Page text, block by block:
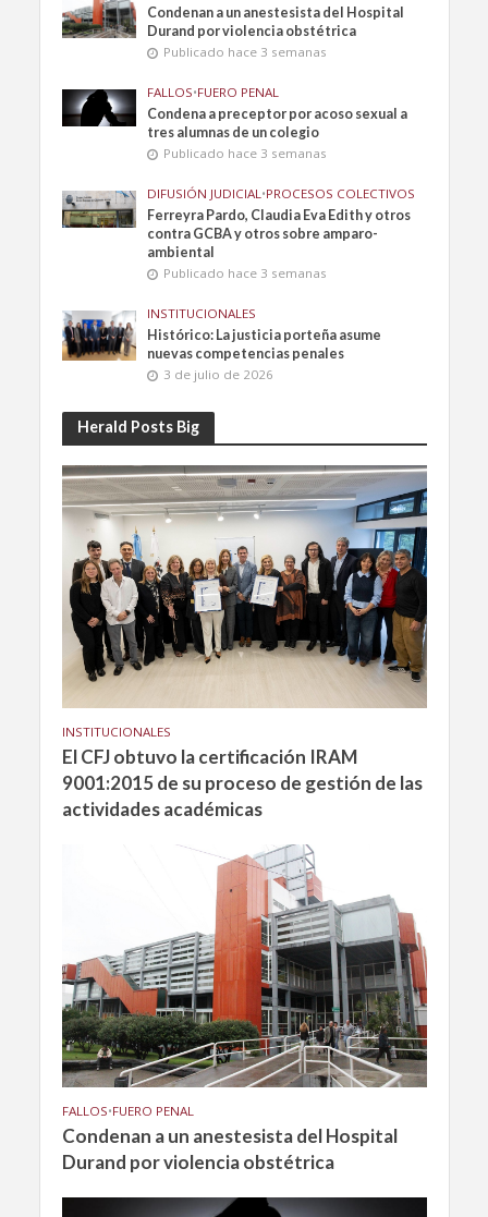
Condenan a un anestesista del Hospital
Durand por violencia obstétrica
Publicado hace 3 semanas
FALLOS•FUERO PENAL
Condena a preceptor por acoso sexual a
tres alumnas de un colegio
Publicado hace 3 semanas
DIFUSIÓN JUDICIAL•PROCESOS COLECTIVOS
Ferreyra Pardo, Claudia Eva Edith y otros
contra GCBA y otros sobre amparo-
ambiental
Publicado hace 3 semanas
INSTITUCIONALES
Histórico: La justicia porteña asume
nuevas competencias penales
3 de julio de 2026
Herald Posts Big
INSTITUCIONALES
El CFJ obtuvo la certificación IRAM
9001:2015 de su proceso de gestión de las
actividades académicas
FALLOS•FUERO PENAL
Condenan a un anestesista del Hospital
Durand por violencia obstétrica